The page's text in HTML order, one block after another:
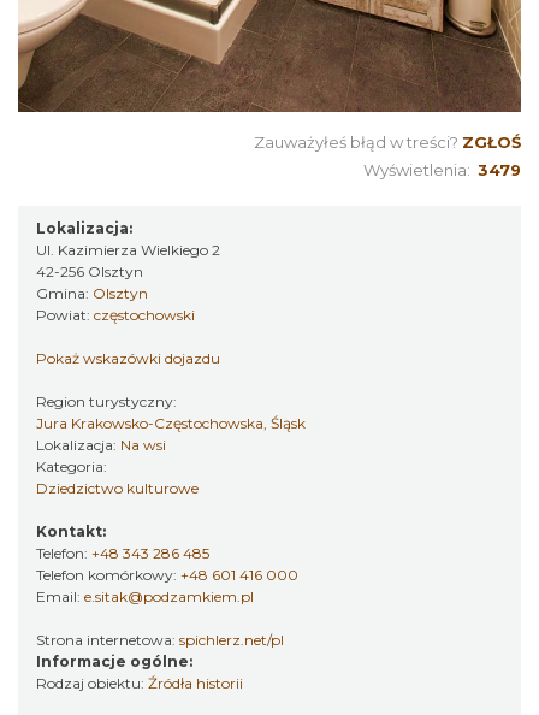
Zauważyłeś błąd w treści? ZGŁOŚ
Wyświetlenia: 3479
Lokalizacja:
Ul. Kazimierza Wielkiego 2
42-256 Olsztyn
Gmina: Olsztyn
Powiat: częstochowski
Pokaż wskazówki dojazdu
Region turystyczny:
Jura Krakowsko-Częstochowska, Śląsk
Lokalizacja: Na wsi
Kategoria:
Dziedzictwo kulturowe
Kontakt:
Telefon: +48 343 286 485
Telefon komórkowy: +48 601 416 000
Email: e.sitak@podzamkiem.pl
Strona internetowa: spichlerz.net/pl
Informacje ogólne:
Rodzaj obiektu: Źródła historii